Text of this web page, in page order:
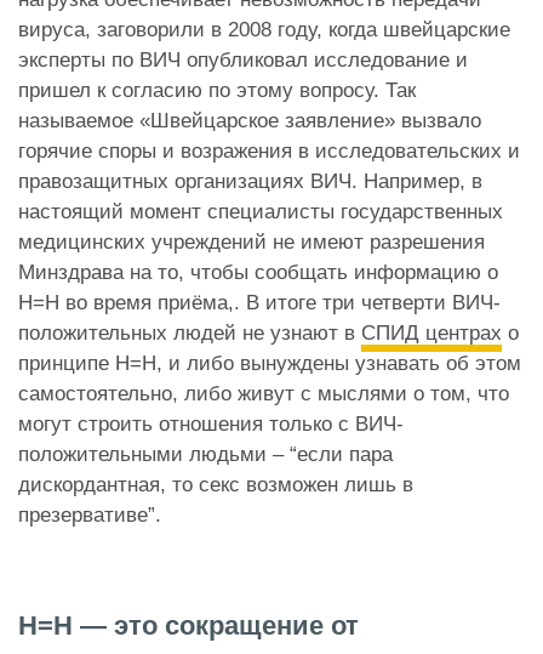
вируса, заговорили в 2008 году, когда швейцарские
эксперты по ВИЧ опубликовал исследование и
пришел к согласию по этому вопросу. Так
называемое «Швейцарское заявление» вызвало
горячие споры и возражения в исследовательских и
правозащитных организациях ВИЧ. Например, в
настоящий момент специалисты государственных
медицинских учреждений не имеют разрешения
Минздрава на то, чтобы сообщать информацию о
Н=Н во время приёма,. В итоге три четверти ВИЧ-
положительных людей не узнают в СПИД центрах о
принципе Н=Н, и либо вынуждены узнавать об этом
самостоятельно, либо живут с мыслями о том, что
могут строить отношения только с ВИЧ-
положительными людьми – “если пара
дискордантная, то секс возможен лишь в
презервативе”.
Н=Н — это сокращение от